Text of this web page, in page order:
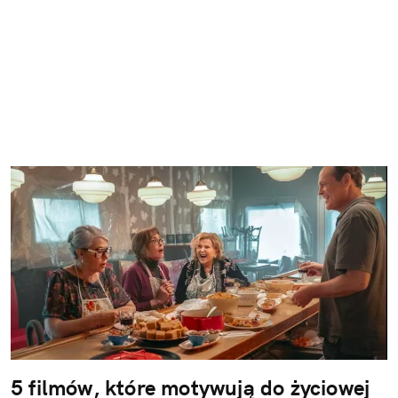
5 filmów, które motywują do życiowej